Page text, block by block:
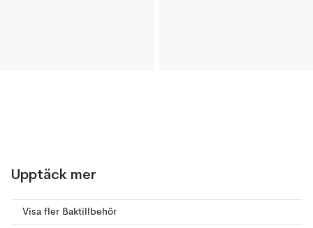
Upptäck mer
Visa fler Baktillbehör